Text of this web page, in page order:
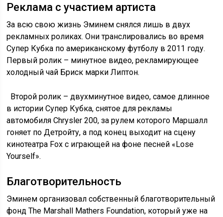
Реклама с участием артиста
За всю свою жизнь Эминем снялся лишь в двух
рекламных роликах. Они транслировались во время
Супер Кубка по американскому футболу в 2011 году.
Первый ролик – минутное видео, рекламирующее
холодный чай Бриск марки Липтон.
Второй ролик – двухминутное видео, самое длинное
в истории Супер Кубка, снятое для рекламы
автомобиля Chrysler 200, за рулем которого Маршалл
гоняет по Детройту, а под конец выходит на сцену
кинотеатра Fox с играющей на фоне песней «Lose
Yourself».
Благотворительность
Эминем организовал собственный благотворительный
фонд The Marshall Mathers Foundation, который уже на